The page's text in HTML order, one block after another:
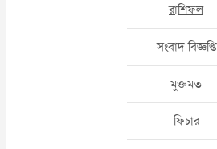
রাশিফল
সংবাদ বিজ্ঞপ্তি
মুক্তমত
ফিচার